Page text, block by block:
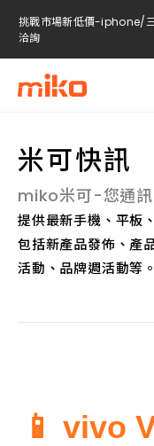
挑戰市場新低價-iphone/三
洽詢
挑戰市場新低價-iphone/
洽詢
挑戰市場新低價-iphone/
米可快訊
miko米可-您通訊
提供最新手機、平板
包括新產品發佈、產
活動、品牌週活動等。
📱 vivo